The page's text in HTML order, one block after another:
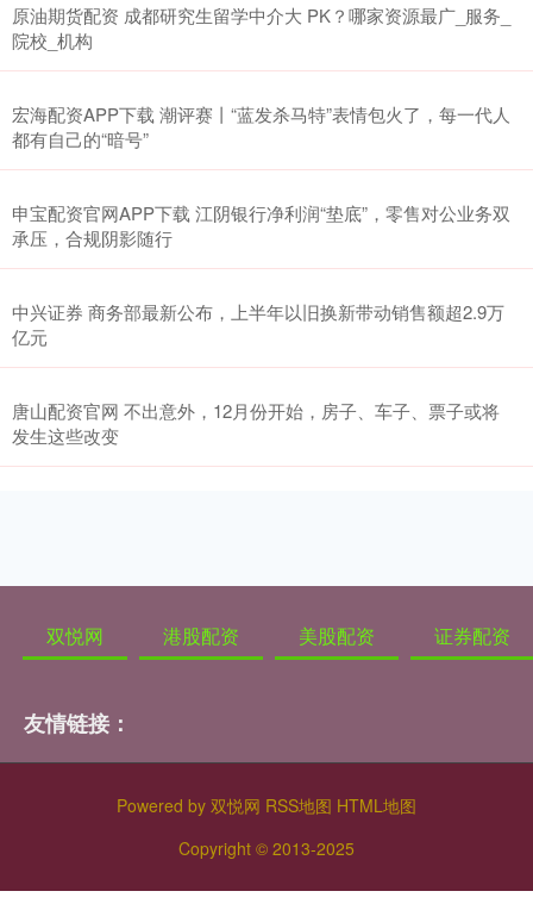
原油期货配资 成都研究生留学中介大 PK？哪家资源最广_服务_
院校_机构
宏海配资APP下载 潮评赛丨“蓝发杀马特”表情包火了，每一代人
都有自己的“暗号”
申宝配资官网APP下载 江阴银行净利润“垫底”，零售对公业务双
承压，合规阴影随行
中兴证券 商务部最新公布，上半年以旧换新带动销售额超2.9万
亿元
唐山配资官网 不出意外，12月份开始，房子、车子、票子或将
发生这些改变
双悦网 港股配资 美股配资 证券配资
友情链接：
Powered by 双悦网 RSS地图 HTML地图
Copyright © 2013-2025